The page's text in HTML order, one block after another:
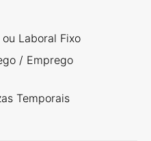
ou Laboral Fixo
/ Emprego
Temporais